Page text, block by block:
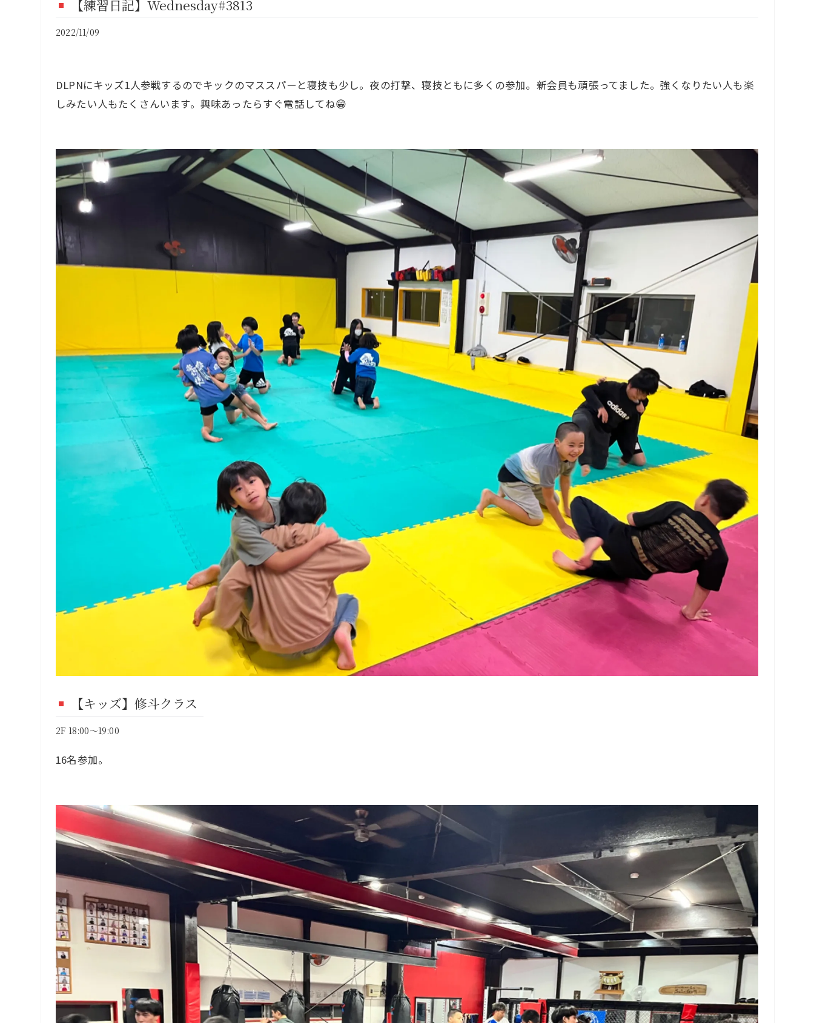
【練習日記】Wednesday#3813
2022/11/09
DLPNにキッズ1人参戦するのでキックのマススパーと寝技も少し。夜の打撃、寝技ともに多くの参加。新会員も頑張ってました。強くなりたい人も楽
しみたい人もたくさんいます。興味あったらすぐ電話してね😁
【キッズ】修斗クラス
2F 18:00～19:00
16名参加。